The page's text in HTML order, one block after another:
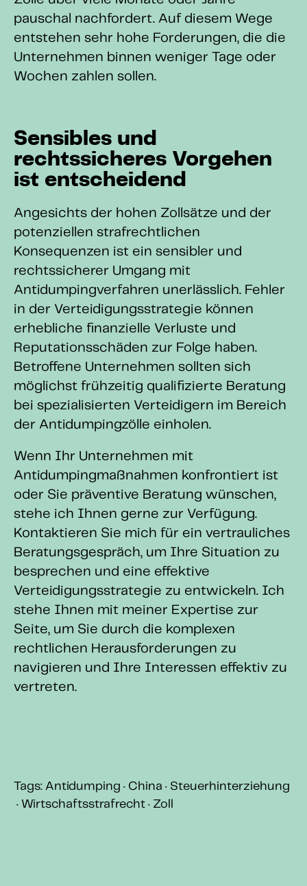
pauschal nachfordert. Auf diesem Wege
entstehen sehr hohe Forderungen, die die
Unternehmen binnen weniger Tage oder
Wochen zahlen sollen.
Sensibles und
rechtssicheres Vorgehen
ist entscheidend
Angesichts der hohen Zollsätze und der
potenziellen strafrechtlichen
Konsequenzen ist ein sensibler und
rechtssicherer Umgang mit
Antidumpingverfahren unerlässlich. Fehler
in der Verteidigungsstrategie können
erhebliche finanzielle Verluste und
Reputationsschäden zur Folge haben.
Betroffene Unternehmen sollten sich
möglichst frühzeitig qualifizierte Beratung
bei spezialisierten Verteidigern im Bereich
der Antidumpingzölle einholen.
Wenn Ihr Unternehmen mit
Antidumpingmaßnahmen konfrontiert ist
oder Sie präventive Beratung wünschen,
stehe ich Ihnen gerne zur Verfügung.
Kontaktieren Sie mich für ein vertrauliches
Beratungsgespräch, um Ihre Situation zu
besprechen und eine effektive
Verteidigungsstrategie zu entwickeln. Ich
stehe Ihnen mit meiner Expertise zur
Seite, um Sie durch die komplexen
rechtlichen Herausforderungen zu
navigieren und Ihre Interessen effektiv zu
vertreten.
Tags: Antidumping · China · Steuerhinterziehung
· Wirtschaftsstrafrecht· Zoll